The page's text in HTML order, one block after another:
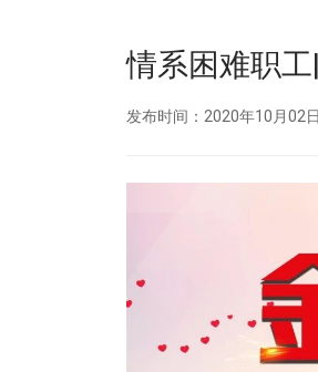
情系困难职
发布时间：2020年10月02日